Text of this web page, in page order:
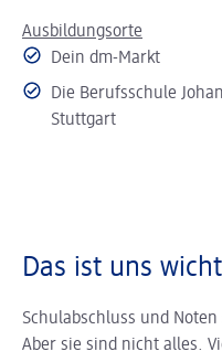
Ausbildungsorte
Dein dm-Markt
Die Berufsschule
Stuttgart
Das ist uns
Schulabschluss und
Aber sie sind nicht alles.